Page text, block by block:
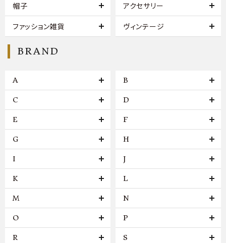
帽子 アクセサリー
ファッション雑貨 ヴィンテージ
BRAND
A B
C D
E F
G H
I J
K L
M N
O P
R S